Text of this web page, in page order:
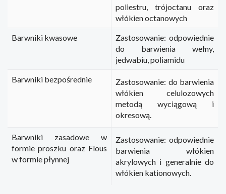
poliestru, trójoctanu oraz
włókien octanowych
Barwniki kwasowe
Zastosowanie: odpowiednie
do barwienia wełny,
jedwabiu, poliamidu
Barwniki bezpośrednie
Zastosowanie: do barwienia
włókien celulozowych
metodą wyciągową i
okresową.
Barwniki zasadowe w
formie proszku oraz Flous
w formie płynnej
Zastosowanie: odpowiednie
barwienia włókien
akrylowych i generalnie do
włókien kationowych.